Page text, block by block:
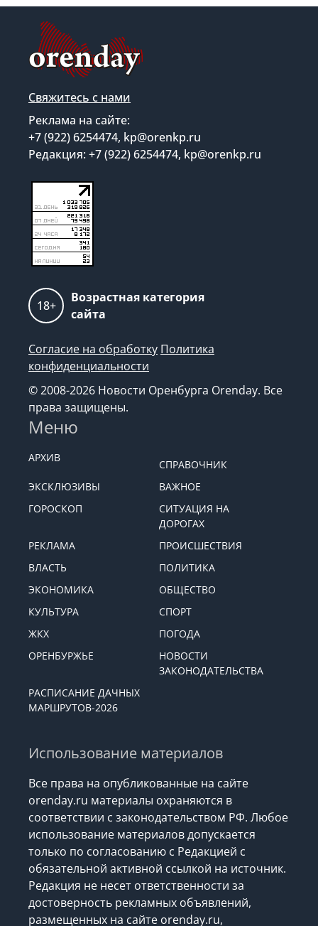
Свяжитесь с нами
Реклама на сайте:
+7 (922) 6254474, kp@orenkp.ru
Редакция: +7 (922) 6254474, kp@orenkp.ru
18+
Возрастная категория
сайта
Согласие на обработку Политика
конфиденциальности
© 2008-2026 Новости Оренбурга Orenday. Все
права защищены.
Меню
АРХИВ
СПРАВОЧНИК
ЭКСКЛЮЗИВЫ
ВАЖНОЕ
ГОРОСКОП
СИТУАЦИЯ НА
ДОРОГАХ
РЕКЛАМА
ПРОИСШЕСТВИЯ
ВЛАСТЬ
ПОЛИТИКА
ЭКОНОМИКА
ОБЩЕСТВО
КУЛЬТУРА
СПОРТ
ЖКХ
ПОГОДА
ОРЕНБУРЖЬЕ
НОВОСТИ
ЗАКОНОДАТЕЛЬСТВА
РАСПИСАНИЕ ДАЧНЫХ
МАРШРУТОВ-2026
Использование материалов
Все права на опубликованные на сайте
orenday.ru материалы охраняются в
соответствии с законодательством РФ. Любое
использование материалов допускается
только по согласованию с Редакцией с
обязательной активной ссылкой на источник.
Редакция не несет ответственности за
достоверность рекламных объявлений,
размещенных на сайте orenday.ru,